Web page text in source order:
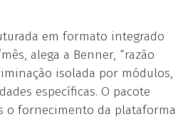
em formato integrado
alega a Benner, “razão
isolada por módulos,
específicas. O pacote
o fornecimento da plataforma